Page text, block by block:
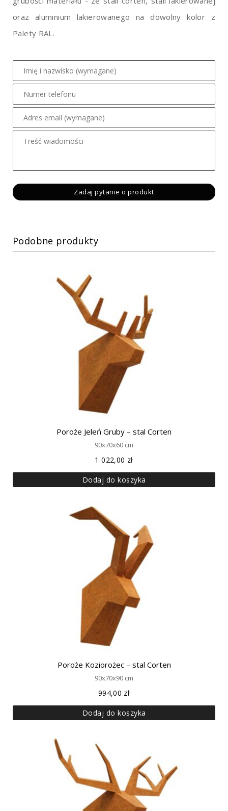
oraz aluminium lakierowanego na dowolny kolor z
Palety RAL.
Podobne produkty
Poroże Jeleń Gruby – stal Corten
90x70x60 cm
1 022,00 zł
Dodaj do koszyka
Poroże Koziorożec – stal Corten
90x70x90 cm
994,00 zł
Dodaj do koszyka